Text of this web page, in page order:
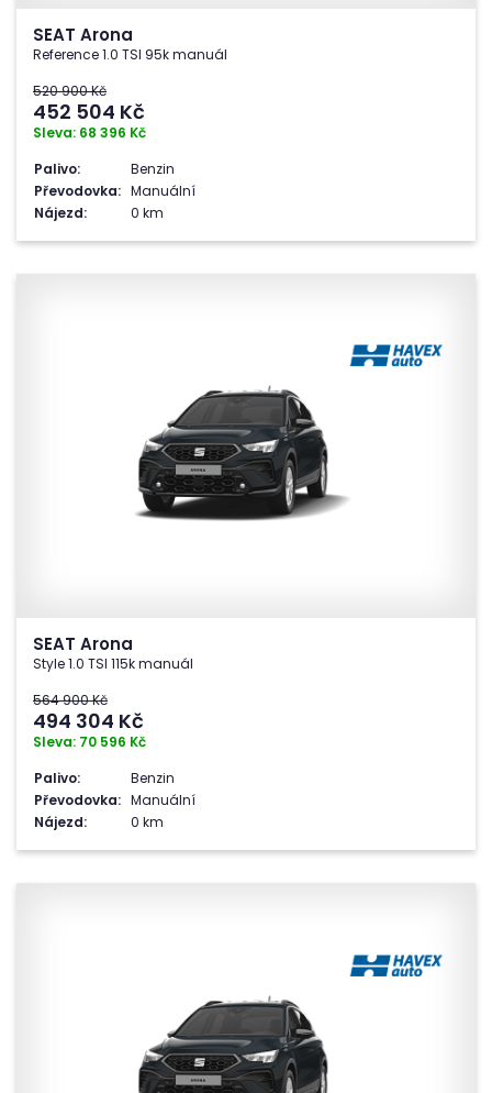
SEAT Arona
Reference 1.0 TSI 95k manuál
520 900 Kč
452 504 Kč
Sleva: 68 396 Kč
Palivo:
Benzin
Převodovka: Manuální
Nájezd:
0 km
SEAT Arona
Style 1.0 TSI 115k manuál
564 900 Kč
494 304 Kč
Sleva: 70 596 Kč
Palivo:
Benzin
Převodovka: Manuální
Nájezd:
0 km